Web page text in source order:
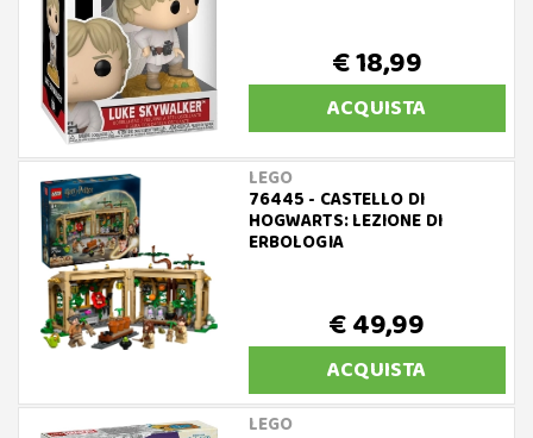
€ 18,99
ACQUISTA
LEGO
76445 - CASTELLO DI
HOGWARTS: LEZIONE DI
ERBOLOGIA
€ 49,99
ACQUISTA
LEGO